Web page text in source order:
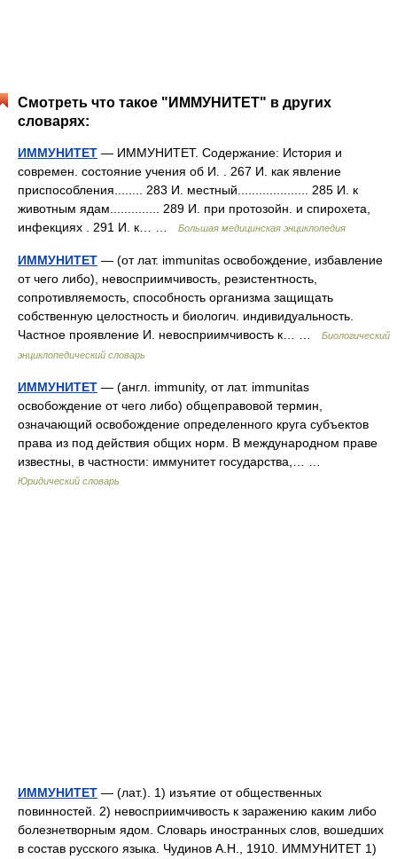
Смотреть что такое "ИММУНИТЕТ" в других
словарях:
ИММУНИТЕТ — ИММУНИТЕТ. Содержание: История и
современ. состояние учения об И. . 267 И. как явление
приспособления........ 283 И. местный.................... 285 И. к
животным ядам.............. 289 И. при протозойн. и спирохета,
инфекциях . 291 И. к… …
Большая медицинская энциклопедия
ИММУНИТЕТ — (от лат. immunitas освобождение, избавление
от чего либо), невосприимчивость, резистентность,
сопротивляемость, способность организма защищать
собственную целостность и биологич. индивидуальность.
Частное проявление И. невосприимчивость к… …
Биологический
энциклопедический словарь
ИММУНИТЕТ — (англ. immunity, от лат. immunitas
освобождение от чего либо) общеправовой термин,
означающий освобождение определенного круга субъектов
права из под действия общих норм. В международном праве
известны, в частности: иммунитет государства,… …
Юридический словарь
ИММУНИТЕТ — (лат.). 1) изъятие от общественных
повинностей. 2) невосприимчивость к заражению каким либо
болезнетворным ядом. Словарь иностранных слов, вошедших
в состав русского языка. Чудинов А.Н., 1910. ИММУНИТЕТ 1)